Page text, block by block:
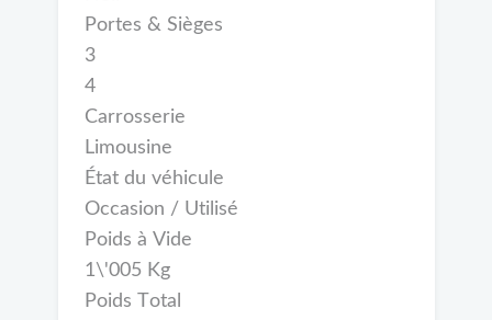
Portes & Sièges
3
4
Carrosserie
Limousine
État du véhicule
Occasion / Utilisé
Poids à Vide
1\'005 Kg
Poids Total